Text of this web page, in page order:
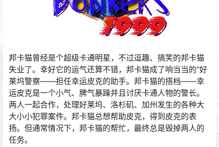
邦卡猫曾经是个超级卡通明星，不过逗趣、搞笑的邦卡猫
失业了。幸好它的运气还算不错，邦卡猫成了响当当的“好
莱坞警察——担任幸运皮克的助手。邦卡猫的搭档——幸
运皮克是一个小气、脾气暴躁并且讨厌卡通人物的警长。
两人一起合作，处理好莱坞、洛杉矶、加州发生的各种大
大小小犯罪案件。邦卡猫总想帮助皮克，得到皮克的表
扬。但通常情况下，邦卡猫的帮忙，最终总是毁掉两人的
任务。